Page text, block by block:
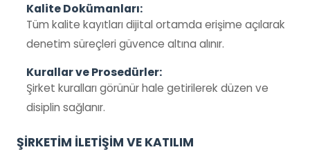
Kalite Dokümanları:
Tüm kalite kayıtları dijital ortamda erişime açılarak
denetim süreçleri güvence altına alınır.
Kurallar ve Prosedürler:
Şirket kuralları görünür hale getirilerek düzen ve
disiplin sağlanır.
ŞİRKETİM İLETİŞİM VE KATILIM